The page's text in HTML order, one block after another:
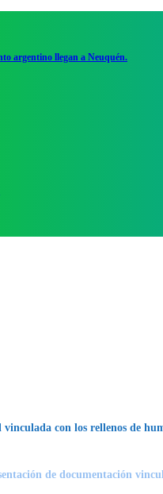
argentino llegan a Neuquén.
con los rellenos de
de documentación